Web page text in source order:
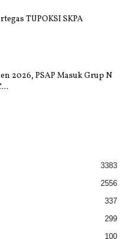
TUPOKSI SKPA
2026, PSAP Masuk Grup N
3383
2556
337
299
100